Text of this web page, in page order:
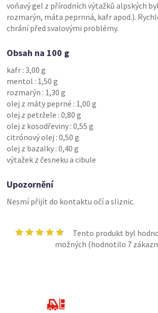
voňavý gel z přírodních výtažků alpských
rozmarýn, máta peprnná, kafr apod.).
chrání před svalovými problémy.
Obsah na 100 g
kafr : 3,00 g
mentol : 1,50 g
rozmarýn : 1,30 g
olej z máty peprné : 1,00 g
olej z petržele : 0,80 g
olej z kosodřeviny : 0,55 g
citrónový olej : 0,50 g
olej z bazalky : 0,40 g
výtažek z česneku a cibule
Upozornění
Nesmí přijít do kontaktu očí a sliznic.
Tento produkt byl
možných (hodnotilo 7